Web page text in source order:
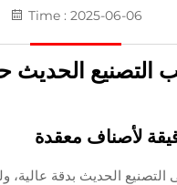
Time : 2025-06-06
التصنيع
لأصناف معقدة
الحديث بدقة عالية،